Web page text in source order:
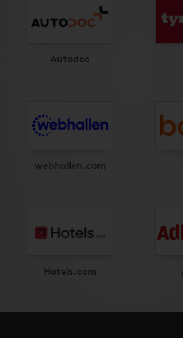
Autodoc
webhallen.com
Hotels.com